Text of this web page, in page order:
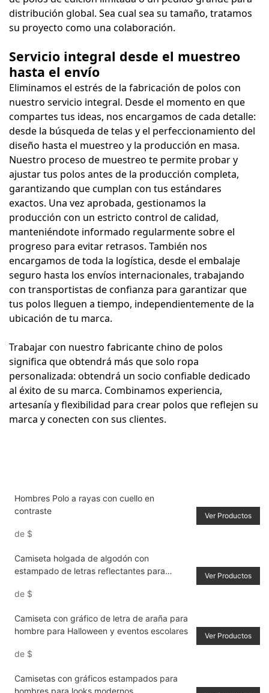
distribución global. Sea cual sea su tamaño, tratamos
su proyecto como una colaboración.
Servicio integral desde el muestreo
hasta el envío
Eliminamos el estrés de la fabricación de polos con
nuestro servicio integral. Desde el momento en que
compartes tus ideas, nos encargamos de cada detalle:
desde la búsqueda de telas y el perfeccionamiento del
diseño hasta el muestreo y la producción en masa.
Nuestro proceso de muestreo te permite probar y
ajustar tus polos antes de la producción completa,
garantizando que cumplan con tus estándares
exactos. Una vez aprobada, gestionamos la
producción con un estricto control de calidad,
manteniéndote informado regularmente sobre el
progreso para evitar retrasos. También nos
encargamos de toda la logística, desde el embalaje
seguro hasta los envíos internacionales, trabajando
con transportistas de confianza para garantizar que
tus polos lleguen a tiempo, independientemente de la
ubicación de tu marca.
Trabajar con nuestro fabricante chino de polos
significa que obtendrá más que solo ropa
personalizada: obtendrá un socio confiable dedicado
al éxito de su marca. Combinamos experiencia,
artesanía y flexibilidad para crear polos que reflejen su
marca y conecten con sus clientes.
Hombres Polo a rayas con cuello en
contraste
de $
Ver Productos
Camiseta holgada de algodón con
estampado de letras reflectantes para
de $
Ver Productos
Camiseta con gráfico de letra de araña para
hombre para Halloween y eventos escolares
de $
Ver Productos
Camisetas con gráficos estampados para
hombres para looks modernos